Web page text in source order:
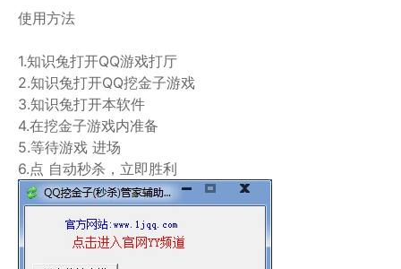
使用方法
1.知识兔打开QQ游戏打厅
2.知识兔打开QQ挖金子游戏
3.知识兔打开本软件
4.在挖金子游戏内准备
5.等待游戏 进场
6.点 自动秒杀，立即胜利